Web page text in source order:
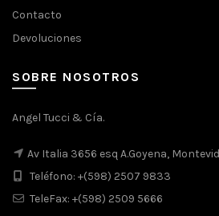
Contacto
Devoluciones
SOBRE NOSOTROS
Angel Tucci & Cía.
Av Italia 3656 esq A.Goyena,
Teléfono: +(598) 2507 9833
TeleFax: +(598) 2509 5666